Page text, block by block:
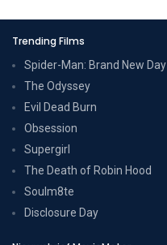
Trending Films
Spider-Man: Brand New Day
The Odyssey
Evil Dead Burn
Obsession
Supergirl
The Death of Robin Hood
Soulm8te
Disclosure Day